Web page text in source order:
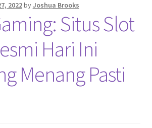
2022byJoshua Brooks
Situs Slot
Hari Ini
Menang Pasti